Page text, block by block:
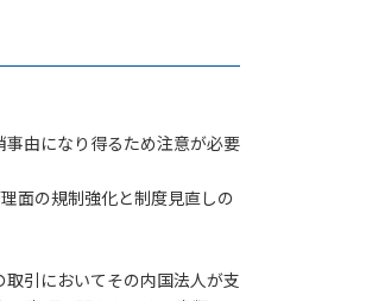
由になり得るため注意が必要
面の規制強化と制度見直しの
引においてその内国法人が支